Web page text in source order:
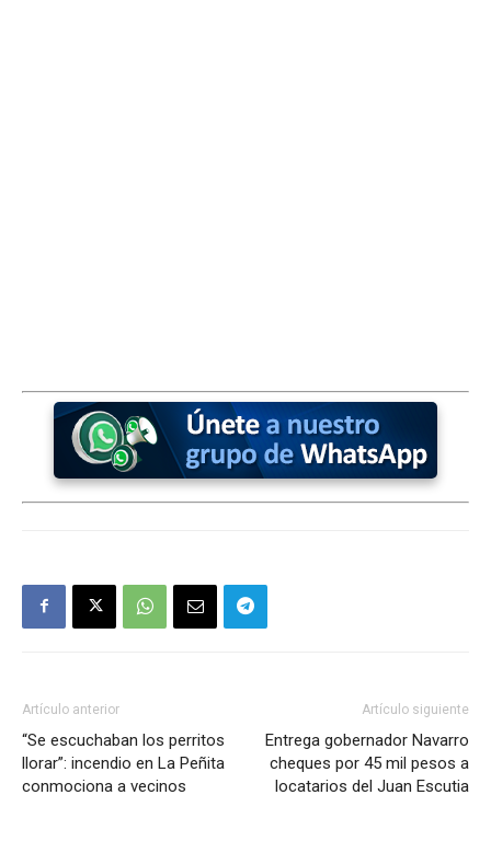
Artículo anterior
“Se escuchaban los perritos
llorar”: incendio en La Peñita
conmociona a vecinos
Artículo siguiente
Entrega gobernador Navarro
cheques por 45 mil pesos a
locatarios del Juan Escutia